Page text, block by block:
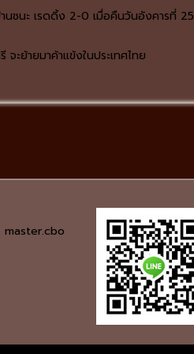
นชนะ เรดดิ้ง 2-0 เมื่อคืนวันอังคารที่ 25
ย้ายมาค้าแข้งในประเทศไทย
master.cbo